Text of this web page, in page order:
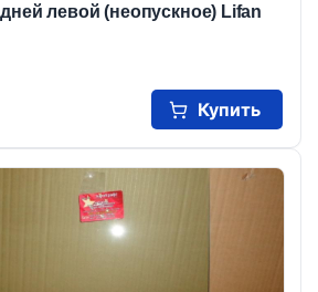
левой (неопускное) Lifan
Купить